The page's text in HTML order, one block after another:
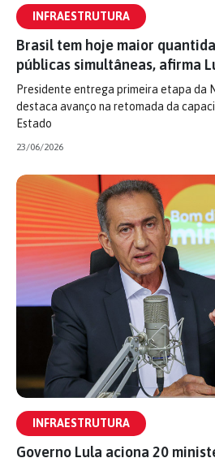
INFRAESTRUTURA
Brasil tem hoje maior
públicas simultâneas, afirma
Presidente entrega primeira etapa da
destaca avanço na retomada da
Estado
23/06/2026
INFRAESTRUTURA
Governo Lula aciona 20